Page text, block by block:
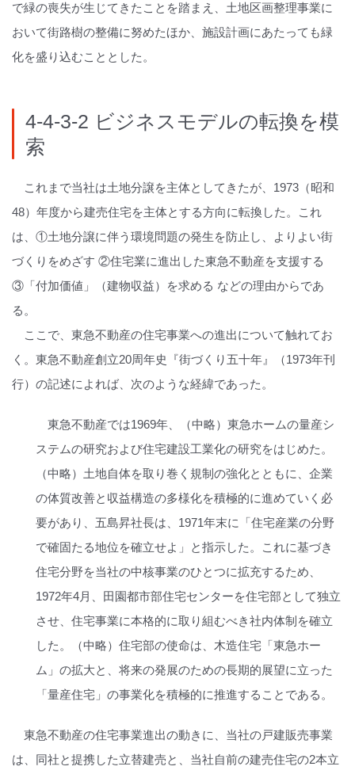
で緑の喪失が生じてきたことを踏まえ、土地区画整理事業に
おいて街路樹の整備に努めたほか、施設計画にあたっても緑
化を盛り込むこととした。
4-4-3-2 ビジネスモデルの転換を模
索
これまで当社は土地分譲を主体としてきたが、1973（昭和
48）年度から建売住宅を主体とする方向に転換した。これ
は、①土地分譲に伴う環境問題の発生を防止し、よりよい街
づくりをめざす ②住宅業に進出した東急不動産を支援する
③「付加価値」（建物収益）を求める などの理由からであ
る。
ここで、東急不動産の住宅事業への進出について触れてお
く。東急不動産創立20周年史『街づくり五十年』（1973年刊
行）の記述によれば、次のような経緯であった。
東急不動産では1969年、（中略）東急ホームの量産シ
ステムの研究および住宅建設工業化の研究をはじめた。
（中略）土地自体を取り巻く規制の強化とともに、企業
の体質改善と収益構造の多様化を積極的に進めていく必
要があり、五島昇社長は、1971年末に「住宅産業の分野
で確固たる地位を確立せよ」と指示した。これに基づき
住宅分野を当社の中核事業のひとつに拡充するため、
1972年4月、田園都市部住宅センターを住宅部として独立
させ、住宅事業に本格的に取り組むべき社内体制を確立
した。（中略）住宅部の使命は、木造住宅「東急ホー
ム」の拡大と、将来の発展のための長期的展望に立った
「量産住宅」の事業化を積極的に推進することである。
東急不動産の住宅事業進出の動きに、当社の戸建販売事業
は、同社と提携した立替建売と、当社自前の建売住宅の2本立